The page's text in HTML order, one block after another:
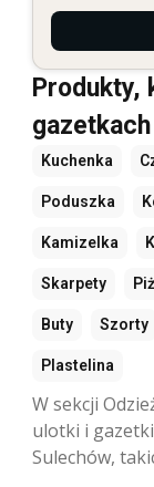
Produkty,
gazetkach
Kuchenka
Poduszka
Kamizelka
Skarpety
Buty Szorty
Plastelina
W sekcji
ulotki i
Sulechów,